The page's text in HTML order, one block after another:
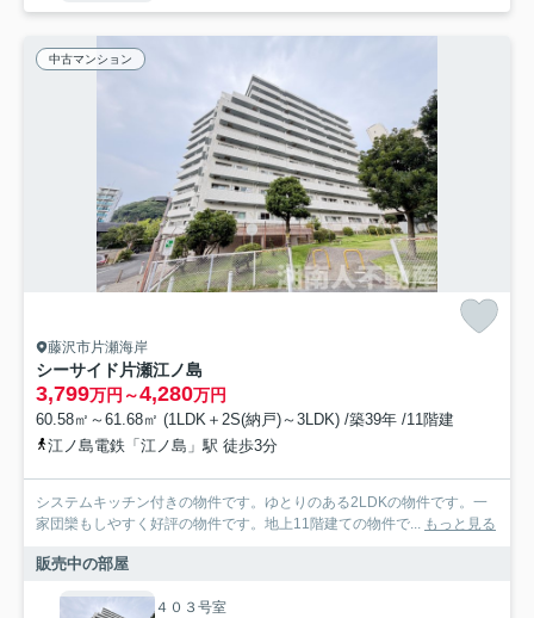
中古マンション
藤沢市片瀬海岸
シーサイド片瀬江ノ島
3,799万円～4,280万円
60.58㎡～61.68㎡ (1LDK＋2S(納戸)～3LDK) /築39年 /11階建
江ノ島電鉄「江ノ島」駅 徒歩3分
システムキッチン付きの物件です。ゆとりのある2LDKの物件です。一
家団欒もしやすく好評の物件です。地上11階建ての物件で... もっと見る
販売中の部屋
４０３号室